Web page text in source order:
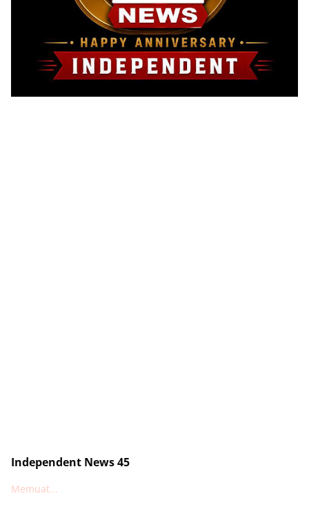
Independent News 45
Memuat...